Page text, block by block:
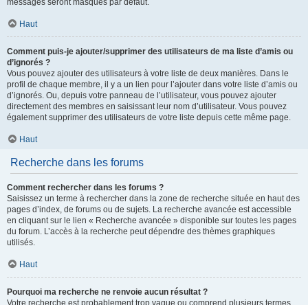
messages seront masqués par défaut.
Haut
Comment puis-je ajouter/supprimer des utilisateurs de ma liste d’amis ou
d’ignorés ?
Vous pouvez ajouter des utilisateurs à votre liste de deux manières. Dans le
profil de chaque membre, il y a un lien pour l’ajouter dans votre liste d’amis ou
d’ignorés. Ou, depuis votre panneau de l’utilisateur, vous pouvez ajouter
directement des membres en saisissant leur nom d’utilisateur. Vous pouvez
également supprimer des utilisateurs de votre liste depuis cette même page.
Haut
Recherche dans les forums
Comment rechercher dans les forums ?
Saisissez un terme à rechercher dans la zone de recherche située en haut des
pages d’index, de forums ou de sujets. La recherche avancée est accessible
en cliquant sur le lien « Recherche avancée » disponible sur toutes les pages
du forum. L’accès à la recherche peut dépendre des thèmes graphiques
utilisés.
Haut
Pourquoi ma recherche ne renvoie aucun résultat ?
Votre recherche est probablement trop vague ou comprend plusieurs termes